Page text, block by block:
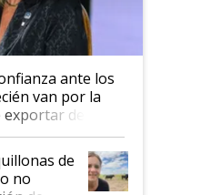
ante los
van por la
dejó de
"Tenemos un
gobierno
de
no